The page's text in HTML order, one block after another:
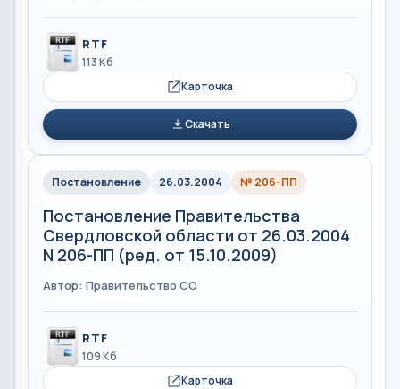
RTF
113 Кб
Карточка
Скачать
Постановление 26.03.2004 № 206-ПП
Постановление Правительства
Свердловской области от 26.03.2004
N 206-ПП (ред. от 15.10.2009)
Автор: Правительство СО
RTF
109 Кб
Карточка